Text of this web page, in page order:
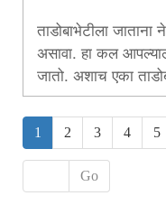
ताडोबाभेटीला
असावा. हा कल
जातो. अशाच एका
तितकाच भेदक अनुभव
1 2 3 4 5
Go